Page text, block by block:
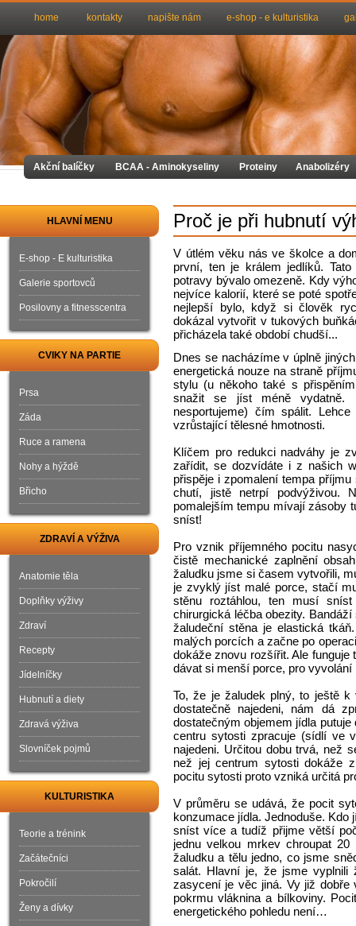
Proč je při hubnutí
V útlém věku nás ve školce a
první, ten je králem jedlíků.
potravy bývalo omezeně. Kdy
nejvíce kalorií, které se poté
nejlepší bylo, když si člověk
dokázal vytvořit v tukových
přicházela také období chudší...
Dnes se nacházíme v úplně
energetická nouze na straně
stylu (u někoho také s
snažit se jíst méně vydatně.
nesportujeme) čím spálit.
vzrůstající tělesné hmotnosti.
Klíčem pro redukci nadváhy je
zařídit, se dozvídáte i z našich
přispěje i zpomalení tempa
chutí, jistě netrpí podvýživou.
pomalejším tempu mívají zásoby
sníst!
Pro vznik příjemného pocitu
čistě mechanické zaplnění
žaludku jsme si časem vytvořili,
je zvyklý jíst malé porce, stačí
stěnu roztáhlou, ten musí
chirurgická léčba obezity.
žaludeční stěna je elastická
malých porcích a začne po
dokáže znovu rozšířit. Ale
dávat si menší porce, pro
To, že je žaludek plný, to ještě
dostatečně najedeni, nám dá
dostatečným objemem jídla
centru sytosti zpracuje (sídlí ve
najedeni. Určitou dobu trvá, než
než jej centrum sytosti dokáže
pocitu sytosti proto vzniká určitá
V průměru se udává, že pocit
konzumace jídla. Jednoduše.
sníst více a tudíž přijme větší
jednu velkou mrkev chroupat
žaludku a tělu jedno, co jsme
salát. Hlavní je, že jsme vyplnili
zasycení je věc jiná. Vy již
pokrmu vláknina a bílkoviny.
energetického pohledu není…
HLAVNÍ MENU
E-shop - E kulturistika
Galerie sportovců
Posilovny a fitnesscentra
CVIKY NA PARTIE
Prsa
Záda
Ruce a ramena
Nohy a hýždě
Břicho
ZDRAVÍ A VÝŽIVA
Anatomie těla
Doplňky výživy
Zdraví
Recepty
Jídelníčky
Hubnutí a diety
Zdravá výživa
Slovníček pojmů
KULTURISTIKA
Teorie a trénink
Začátečníci
Pokročilí
Ženy a dívky
home kontakty napište nám e-shop - e kulturistika
Akční balíčky BCAA - Aminokyseliny Proteiny Anabolizéry